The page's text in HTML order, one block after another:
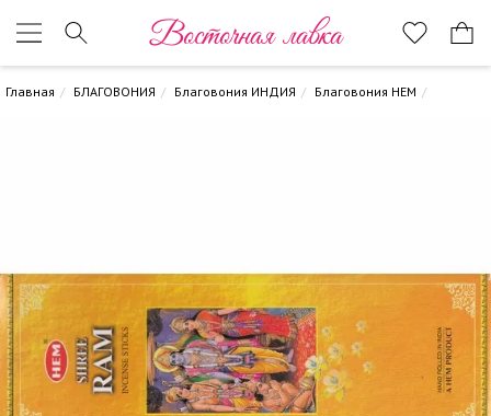
Восточная лавка
Главная БЛАГОВОНИЯ Благовония ИНДИЯ Благовония HEM